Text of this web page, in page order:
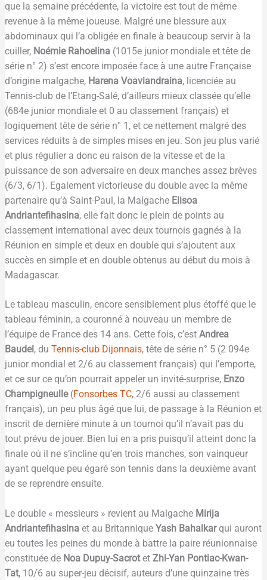
que la semaine précédente, la victoire est tout de même
revenue à la même joueuse. Malgré une blessure aux
abdominaux qui l’a obligée en finale à beaucoup servir à la
cuiller, Noémie Rahoelina (1015e junior mondiale et tête de
série n° 2) s’est encore imposée face à une autre Française
d’origine malgache, Harena Voaviandraina, licenciée au
Tennis-club de l’Etang-Salé, d’ailleurs mieux classée qu’elle
(684e junior mondiale et 0 au classement français) et
logiquement tête de série n° 1, et ce nettement malgré des
services réduits à de simples mises en jeu. Son jeu plus varié
et plus régulier a donc eu raison de la vitesse et de la
puissance de son adversaire en deux manches assez brèves
(6/3, 6/1). Egalement victorieuse du double avec la même
partenaire qu’à Saint-Paul, la Malgache Elisoa
Andriantefihasina, elle fait donc le plein de points au
classement international avec deux tournois gagnés à la
Réunion en simple et deux en double qui s’ajoutent aux
succès en simple et en double obtenus au début du mois à
Madagascar.
Le tableau masculin, encore sensiblement plus étoffé que le
tableau féminin, a couronné à nouveau un membre de
l’équipe de France des 14 ans. Cette fois, c’estAndrea
Baudel , duTennis-club Dijonnais, tête de série n° 5 (2 094e
junior mondial et 2/6 au classement français) qui l’emporte,
et ce sur ce qu’on pourrait appeler un invité-surprise, Enzo
Champigneulle(Fonsorbes TC, 2/6 aussi au classement
français), un peu plus âgé que lui, de passage à la Réunion et
inscrit de dernière minute à un tournoi qu’il n’avait pas du
tout prévu de jouer. Bien lui en a pris puisqu’il atteint donc la
finale où il ne s’incline qu’en trois manches, son vainqueur
ayant quelque peu égaré son tennis dans la deuxième avant
de se reprendre ensuite.
Le double « messieurs » revient au Malgache Mirija
Andriantefihasina et au BritanniqueYash Bahalkarqui auront
eu toutes les peines du monde à battre la paire réunionnaise
constituée de Noa Dupuy-SacrotetZhi-Yan Pontiac-Kwan-
Tat, 10/6 au super-jeu décisif, auteurs d’une quinzaine très